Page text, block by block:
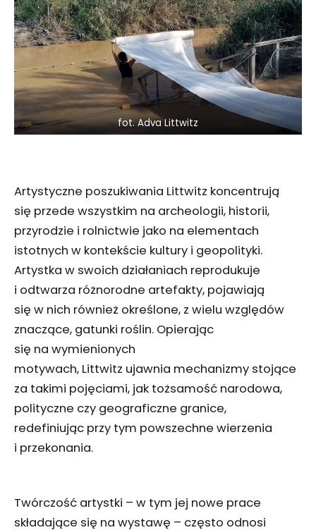
fot. Adva Littwitz
Artystyczne poszukiwania Littwitz koncentrują
się przede wszystkim na archeologii, historii,
przyrodzie i rolnictwie jako na elementach
istotnych w kontekście kultury i geopolityki.
Artystka w swoich działaniach reprodukuje
i odtwarza różnorodne artefakty, pojawiają
się w nich również określone, z wielu względów
znaczące, gatunki roślin. Opierając
się na wymienionych
motywach, Littwitz ujawnia mechanizmy stojące
za takimi pojęciami, jak tożsamość narodowa,
polityczne czy geograficzne granice,
redefiniując przy tym powszechne wierzenia
i przekonania.
Twórczość artystki – w tym jej nowe prace
składające się na wystawę – często odnosi